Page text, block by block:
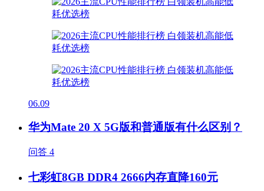
06.09
华为Mate 20 X 5G版和普通版有什么区别？
问答 4
七彩虹8GB DDR4 2666内存直降160元